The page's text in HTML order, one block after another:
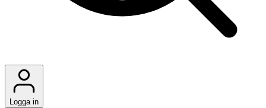
Logga in